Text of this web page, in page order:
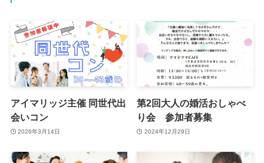
アイマリッジ主催 同世代出
会いコン
2026年3月14日
第2回大人の婚活おしゃべ
り会 参加者募集
2024年12月29日